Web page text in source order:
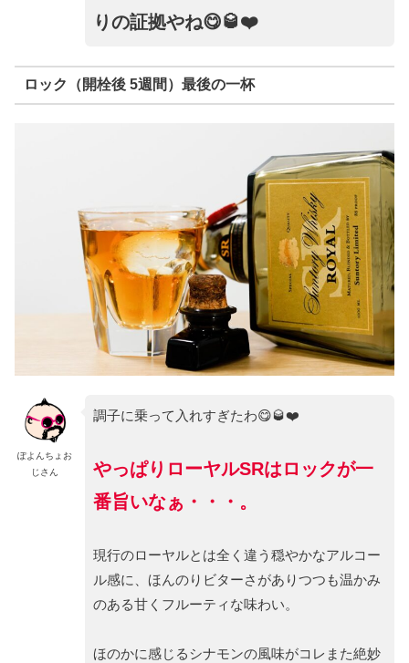
りの証拠やね😋🥃❤️
ロック（開栓後 5週間）最後の一杯
ぽよんちょお
じさん
調子に乗って入れすぎたわ😋🥃❤️
やっぱりローヤルSRはロックが一
番旨いなぁ・・・。
現行のローヤルとは全く違う穏やかなアルコー
ル感に、ほんのりビターさがありつつも温かみ
のある甘くフルーティな味わい。
ほのかに感じるシナモンの風味がコレまた絶妙